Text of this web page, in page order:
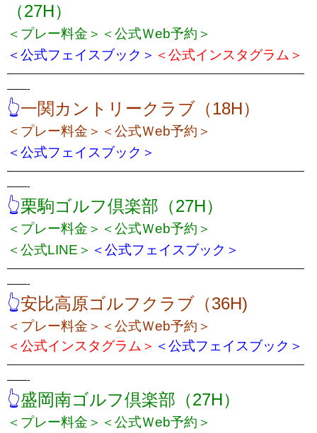
（27H）
＜プレー料金＞ ＜公式Ｗeb予約＞
＜公式フェイスブック＞ ＜公式インスタグラム＞
——————————————————————————————
——-
👆一関カントリークラブ（18H）
＜プレー料金＞ ＜公式Ｗeb予約＞
＜公式フェイスブック＞
——————————————————————————————
——-
👆栗駒ゴルフ倶楽部（27H）
＜プレー料金＞ ＜公式Ｗeb予約＞
＜公式LINE＞ ＜公式フェイスブック＞
——————————————————————————————
——-
👆安比高原ゴルフクラブ（36H)
＜プレー料金＞ ＜公式Ｗeb予約＞
＜公式インスタグラム＞ ＜公式フェイスブック＞
——————————————————————————————
——-
👆盛岡南ゴルフ倶楽部（27H）
＜プレー料金＞ ＜公式Ｗeb予約＞